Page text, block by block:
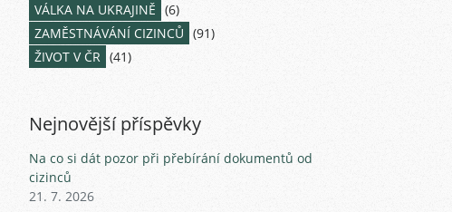
VÁLKA NA UKRAJINĚ (6)
ZAMĚSTNÁVÁNÍ CIZINCŮ (91)
ŽIVOT V ČR (41)
Nejnovější příspěvky
Na co si dát pozor při přebírání dokumentů od
cizinců
21. 7. 2026